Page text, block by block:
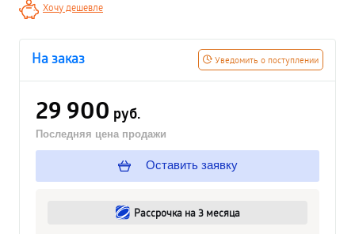
Хочу дешевле
Уведомить о поступлении
На заказ
29 900 руб.
Последняя цена продажи
Оставить заявку
Рассрочка на 3 месяца